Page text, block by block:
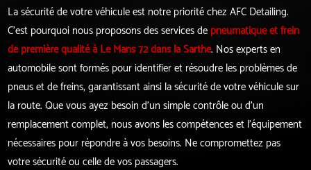
La sécurité de votre véhicule est notre priorité chez AFC Detailing.
C'est pourquoi nous proposons des services depneumatique et frein
de première qualité à Le Mans 72 dans la Sarthe. Nos experts en
automobile sont formés pour identifier et résoudre les problèmes de
pneus et de freins, garantissant ainsi la sécurité de votre véhicule sur
la route. Que vous ayez besoin d'un simple contrôle ou d'un
remplacement complet, nous avons les compétences et l'équipement
nécessaires pour répondre à vos besoins. Ne compromettez pas
votre sécurité ou celle de vos passagers.